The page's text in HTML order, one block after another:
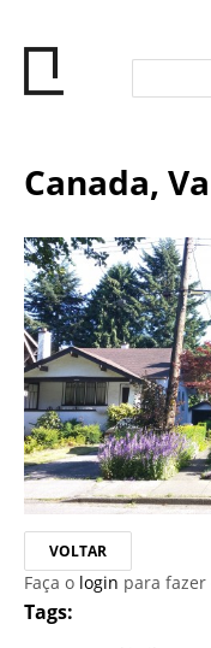
Canada,
VOLTAR
Faça o login para
Tags: